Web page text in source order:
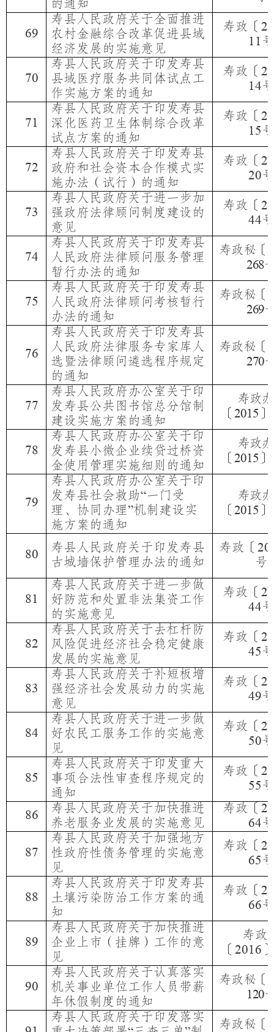
的通知
69
寿县人民政府关于全面推进
农村金融综合改革促进县域
经济发展的实施意见
寿政〔
11 号
70
寿县人民政府关于印发寿县
县域医疗服务共同体试点工
作实施方案的通知
寿政〔
14号
71
寿县人民政府关于印发寿县
深化医药卫生体制综合改革
试点方案的通知
寿政〔
15号
72
寿县人民政府关于印发寿县
政府和社会资本合作模式实
施办法（试行）的通知
寿政〔
20号
73
寿县人民政府关于进一步加
强政府法律顾问制度建设的
意见
寿政〔
44号
74
寿县人民政府关于印发寿县
人民政府法律顾问服务管理
暂行办法的通知
寿政秘〔
268
75
寿县人民政府关于印发寿县
人民政府法律顾问考核暂行
办法的通知
寿政秘〔
269
76
寿县人民政府关于印发寿县
人民政府法律服务专家库人
选暨法律顾问遴选程序规定
的通知
寿政秘〔
270
77
寿县人民政府办公室关于印
发寿县公共图书馆总分馆制
建设实施方案的通知
寿政
〔 2015 〕
78
寿县人民政府办公室关于印
发寿县小微企业续贷过桥资
金使用管理实施细则的通知
寿政
〔 2015 〕
79
寿县人民政府办公室关于印
发寿县社会救助“一门受
理、协同办理”机制建设实
施方案的通知
寿政
〔 2015 〕
80
寿县人民政府关于印发寿县
古城墙保护管理办法的通知
寿政〔
号
81
寿县人民政府关于进一步做
好防范和处置非法集资工作
的实施意见
寿政〔
44号
82
寿县人民政府关于去杠杆防
风险促进经济社会稳定健康
发展的实施意见
寿政〔
45号
83
寿县人民政府关于补短板增
强经济社会发展动力的实施
意见
寿政〔
49号
84
寿县人民政府关于进一步做
好农民工服务工作的实施意
见
寿政〔
50号
85
寿县人民政府关于印发重大
事项合法性审查程序规定的
通知
寿政〔
55号
86
寿县人民政府关于加快推进
养老服务业发展的实施意见
寿政〔
64号
87
寿县人民政府关于加强地方
性政府性债务管理的实施意
见
寿政〔
65号
88
寿县人民政府关于印发寿县
土壤污染防治工作方案的通
知
寿政〔
66号
89
寿县人民政府关于加快推进
企业上市（挂牌）工作的意
见
寿政
〔 2016 〕
90
寿县人民政府关于认真落实
机关事业单位工作人员带薪
年休假制度的通知
寿政秘〔
120
寿县人民政府关于印发落实
寿政秘〔